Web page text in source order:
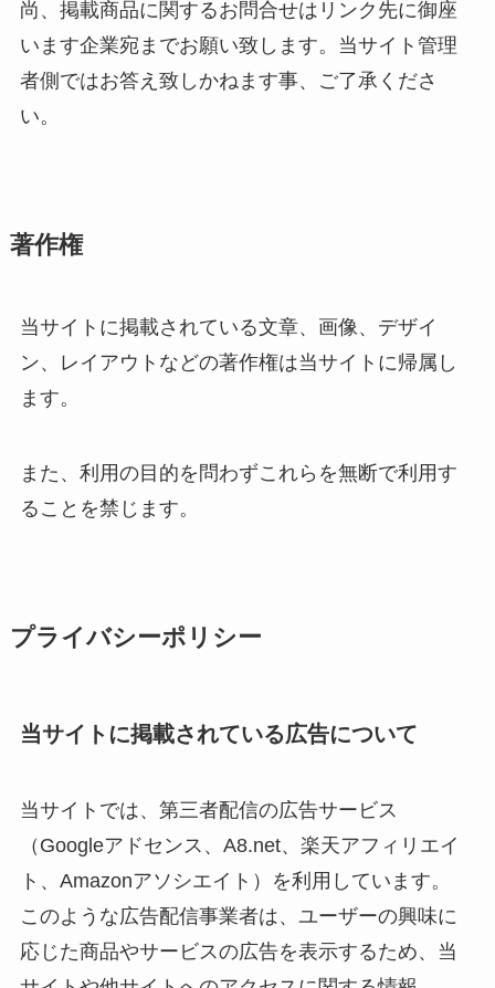
尚、掲載商品に関するお問合せはリンク先に御座
います企業宛までお願い致します。当サイト管理
者側ではお答え致しかねます事、ご了承くださ
い。
著作権
当サイトに掲載されている文章、画像、デザイ
ン、レイアウトなどの著作権は当サイトに帰属し
ます。
また、利用の目的を問わずこれらを無断で利用す
ることを禁じます。
プライバシーポリシー
当サイトに掲載されている広告について
当サイトでは、第三者配信の広告サービス
（Googleアドセンス、A8.net、楽天アフィリエイ
ト、Amazonアソシエイト）を利用しています。
このような広告配信事業者は、ユーザーの興味に
応じた商品やサービスの広告を表示するため、当